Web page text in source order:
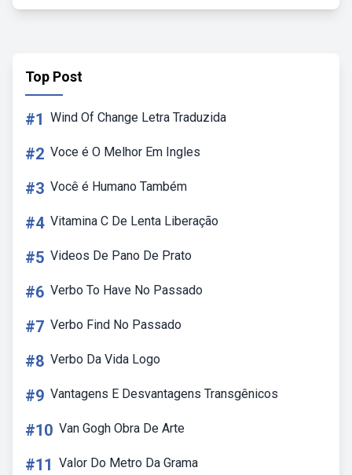
Top Post
#1 Wind Of Change Letra Traduzida
#2 Voce é O Melhor Em Ingles
#3 Você é Humano Também
#4 Vitamina C De Lenta Liberação
#5 Videos De Pano De Prato
#6 Verbo To Have No Passado
#7 Verbo Find No Passado
#8 Verbo Da Vida Logo
#9 Vantagens E Desvantagens Transgênicos
#10 Van Gogh Obra De Arte
#11 Valor Do Metro Da Grama